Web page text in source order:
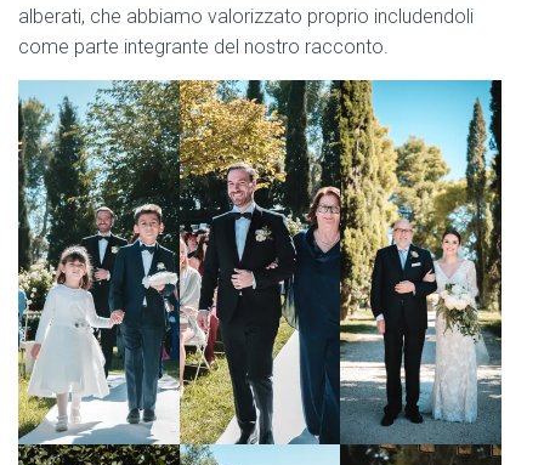
alberati, che abbiamo valorizzato proprio includendoli
come parte integrante del nostro racconto.